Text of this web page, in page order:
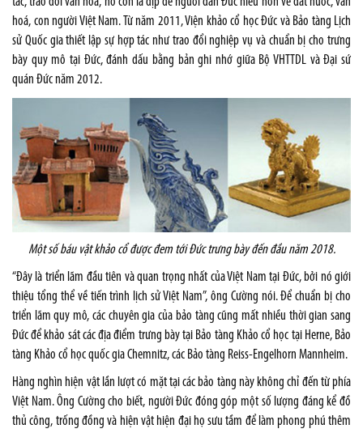
hoá, con người Việt Nam. Từ năm 2011, Viện khảo cổ học Đức và Bảo tàng Lịch
sử Quốc gia thiết lập sự hợp tác như trao đổi nghiệp vụ và chuẩn bị cho trưng
bày quy mô tại Đức, đánh dấu bằng bản ghi nhớ giữa Bộ VHTTDL và Đại sứ
quán Đức năm 2012.
Một số báu vật khảo cổ được đem tới Đức trưng bày đến đầu năm 2018.
“Đây là triển lãm đầu tiên và quan trọng nhất của Việt Nam tại Đức, bởi nó giới
thiệu tổng thể về tiến trình lịch sử Việt Nam”, ông Cường nói. Để chuẩn bị cho
triển lãm quy mô, các chuyên gia của bảo tàng cũng mất nhiều thời gian sang
Đức để khảo sát các địa điểm trưng bày tại Bảo tàng Khảo cổ học tại Herne, Bảo
tàng Khảo cổ học quốc gia Chemnitz, các Bảo tàng Reiss-Engelhorn Mannheim.
Hàng nghìn hiện vật lần lượt có mặt tại các bảo tàng này không chỉ đến từ phía
Việt Nam. Ông Cường cho biết, người Đức đóng góp một số lượng đáng kể đồ
thủ công, trống đồng và hiện vật hiện đại họ sưu tầm để làm phong phú thêm